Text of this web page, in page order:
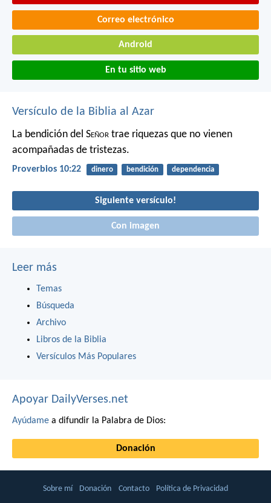
Correo electrónico
Android
En tu sitio web
Versículo de la Biblia al Azar
La bendición del Señor trae riquezas que no vienen
acompañadas de tristezas.
Proverbios 10:22 dinero bendición dependencia
Siguiente versículo!
Con imagen
Leer más
Temas
Búsqueda
Archivo
Libros de la Biblia
Versículos Más Populares
Apoyar DailyVerses.net
Ayúdame a difundir la Palabra de Dios:
Donación
Sobre mí Donación Contacto Política de Privacidad